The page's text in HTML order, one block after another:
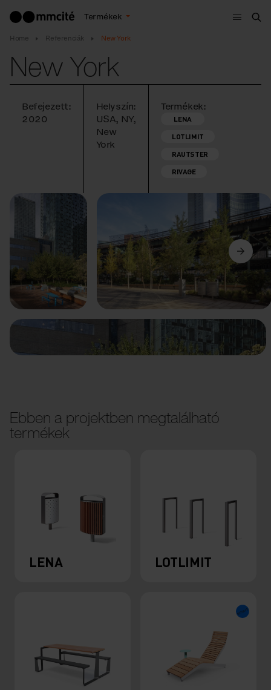
Termékek
Menü
Home Referenciák New York
New York
Befejezett:
2020
Helyszín:
USA, NY,
New
York
Termékek:
LENA
LOTLIMIT
RAUTSTER
RIVAGE
Előző Következő
Ebben a projektben megtalálható
termékek
LENA LOTLIMIT